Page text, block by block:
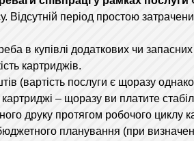
період простою
в купівлі додаткових чи
картриджів.
(вартість послуги є щоразу
картриджі – щоразу ви платите
друку протягом робочого циклу
планування (при